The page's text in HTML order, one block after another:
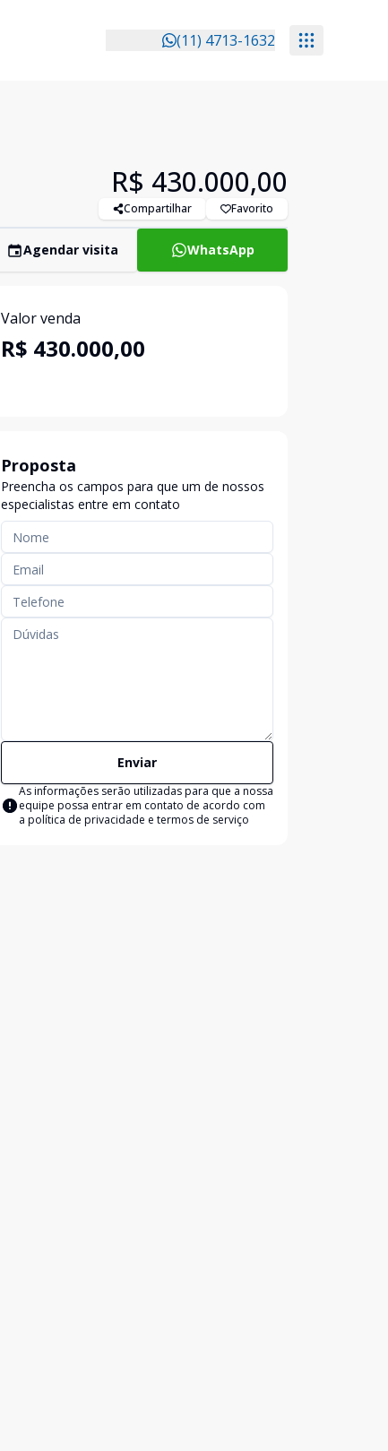
(11) 4713-1632
R$ 430.000,00
Compartilhar Favorito
Agendar visita WhatsApp
Valor venda
R$ 430.000,00
Proposta
Preencha os campos para que um de nossos
especialistas entre em contato
Enviar
As informações serão utilizadas para que a nossa
equipe possa entrar em contato de acordo com
a política de privacidade e termos de serviço